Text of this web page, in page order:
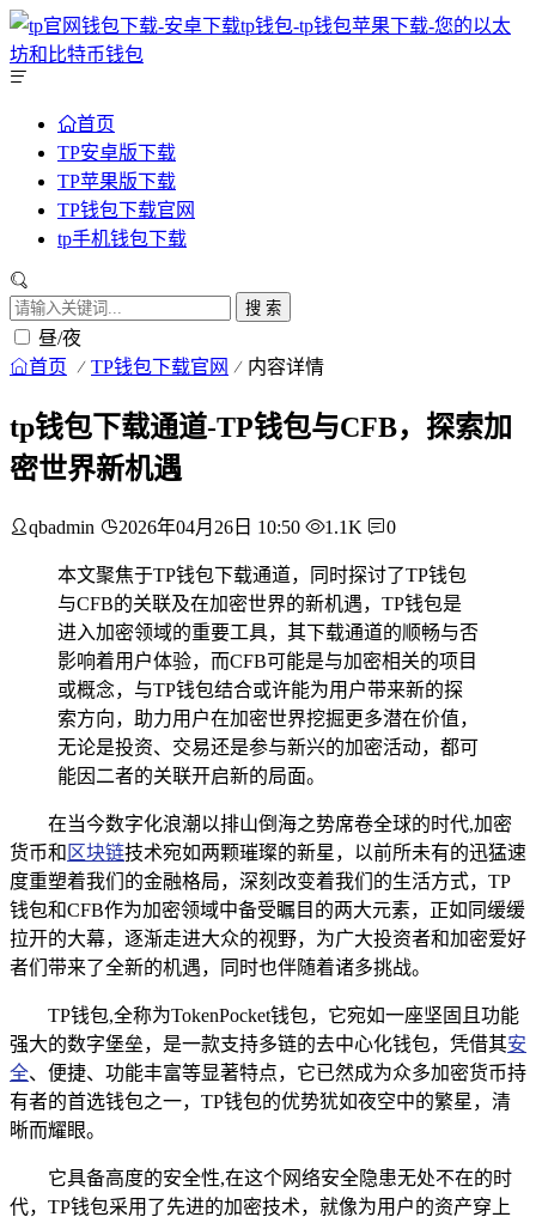
首页
TP安卓版下载
TP苹果版下载
TP钱包下载官网
tp手机钱包下载
搜 索
昼/夜
首页 TP钱包下载官网 内容详情
tp钱包下载通道-TP钱包与CFB，探索加
密世界新机遇
qbadmin 2026年04月26日 10:50 1.1K 0
本文聚焦于TP钱包下载通道，同时探讨了TP钱包
与CFB的关联及在加密世界的新机遇，TP钱包是
进入加密领域的重要工具，其下载通道的顺畅与否
影响着用户体验，而CFB可能是与加密相关的项目
或概念，与TP钱包结合或许能为用户带来新的探
索方向，助力用户在加密世界挖掘更多潜在价值，
无论是投资、交易还是参与新兴的加密活动，都可
能因二者的关联开启新的局面。
在当今数字化浪潮以排山倒海之势席卷全球的时代,加密
货币和 区块链技术宛如两颗璀璨的新星，以前所未有的迅猛速
度重塑着我们的金融格局，深刻改变着我们的生活方式，TP
钱包和CFB作为加密领域中备受瞩目的两大元素，正如同缓缓
拉开的大幕，逐渐走进大众的视野，为广大投资者和加密爱好
者们带来了全新的机遇，同时也伴随着诸多挑战。
TP钱包,全称为TokenPocket钱包，它宛如一座坚固且功能
强大的数字堡垒，是一款支持多链的去中心化钱包，凭借其安
全、便捷、功能丰富等显著特点，它已然成为众多加密货币持
有者的首选钱包之一，TP钱包的优势犹如夜空中的繁星，清
晰而耀眼。
它具备高度的安全性,在这个网络安全隐患无处不在的时
代，TP钱包采用了先进的加密技术，就像为用户的资产穿上